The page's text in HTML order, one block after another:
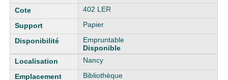
402 LER
Papier
Empruntable
Disponible
Nancy
Bibliothèque